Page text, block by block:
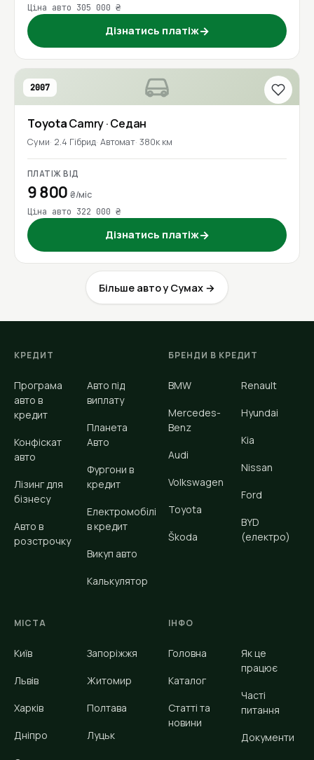
Ціна авто 305 000 ₴
Дізнатись платіж→
2007
ToyotaCamry· Седан
Суми 2.4 Гібрид Автомат 380к км
ПЛАТІЖ ВІД
9 800₴/міс
Ціна авто 322 000 ₴
Дізнатись платіж→
Більше авто у Сумах →
КРЕДИТ
Програма
авто в
кредит
Конфіскат
авто
Лізинг для
бізнесу
Авто в
розстрочку
Авто під
виплату
Планета
Авто
Фургони в
кредит
Електромобілі
в кредит
Викуп авто
Калькулятор
БРЕНДИ В КРЕДИТ
BMW
Mercedes-
Benz
Audi
Volkswagen
Toyota
Škoda
Renault
Hyundai
Kia
Nissan
Ford
BYD
(електро)
МІСТА
Київ
Львів
Харків
Дніпро
Запоріжжя
Житомир
Полтава
Луцьк
ІНФО
Головна
Каталог
Статті та
новини
Як це
працює
Часті
питання
Документи